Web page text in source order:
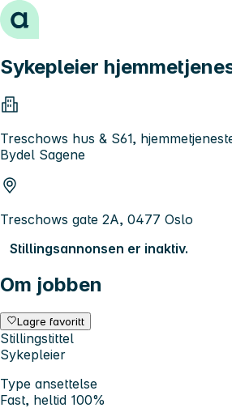
Hopp til innhold
Sykepleier
Treschows hus & S61,
Bydel Sagene
Treschows gate 2A, 0477 Oslo
Stillingsannonsen er inaktiv.
Om jobben
Lagre favoritt
Stillingstittel
Sykepleier
Type ansettelse
Fast, heltid 100%